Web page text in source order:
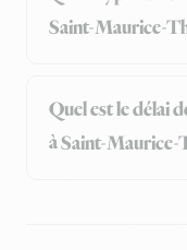
Saint-Maurice-
Quel est le délai
à Saint-Maurice-